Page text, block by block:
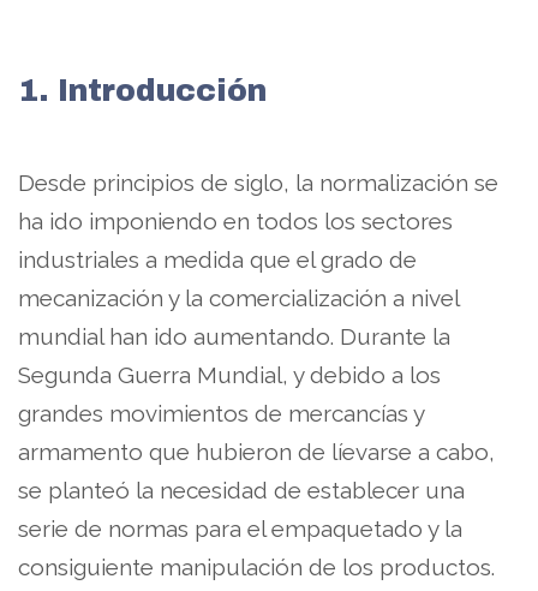
1. Introducción
Desde principios de siglo, la normalización se
ha ido imponiendo en todos los sectores
industriales a medida que el grado de
mecanización y la comercialización a nivel
mundial han ido aumentando. Durante la
Segunda Guerra Mundial, y debido a los
grandes movimientos de mercancías y
armamento que hubieron de líevarse a cabo,
se planteó la necesidad de establecer una
serie de normas para el empaquetado y la
consiguiente manipulación de los productos.